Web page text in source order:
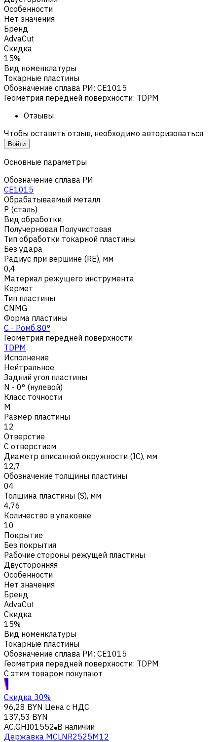
Особенности
Нет значения
Бренд
AdvaCut
Скидка
15%
Вид номенклатуры
Токарные пластины
Обозначение сплава РИ: CE1015
Геометрия передней поверхности: TDPM
Отзывы
Чтобы оставить отзыв, необходимо авторизоваться
Войти
Основные параметры
Обозначение сплава РИ
CE1015
Обрабатываемый металл
Р (сталь)
Вид обработки
Получерновая Получистовая
Тип обработки токарной пластины
Без удара
Радиус при вершине (RE), мм
0,4
Материал режущего инструмента
Кермет
Тип пластины
CNMG
Форма пластины
C - Ромб 80°
Геометрия передней поверхности
TDPM
Исполнение
Нейтральное
Задний угол пластины
N - 0° (нулевой)
Класс точности
M
Размер пластины
12
Отверстие
С отверстием
Диаметр вписанной окружности (IC), мм
12,7
Обозначение толщины пластины
04
Толщина пластины (S), мм
4,76
Количество в упаковке
10
Покрытие
Без покрытия
Рабочие стороны режущей пластины
Двусторонняя
Особенности
Нет значения
Бренд
AdvaCut
Скидка
15%
Вид номенклатуры
Токарные пластины
Обозначение сплава РИ: CE1015
Геометрия передней поверхности: TDPM
С этим товаром покупают
Скидка 30%
96,28 BYN Цена с НДС
137,53 BYN
AC.GHI01552 В наличии
Державка MCLNR2525M12